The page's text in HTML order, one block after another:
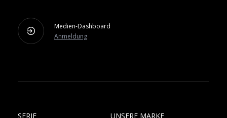
Medien-Dashboard
Anmeldung
SERIE UNSERE MARKE